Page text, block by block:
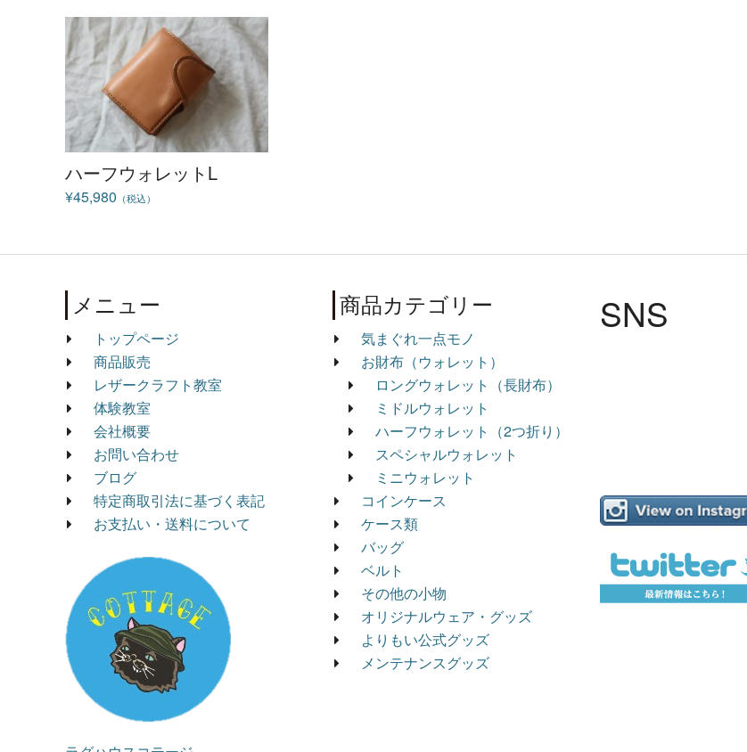
ハーフウォレットL
¥45,980 （税込）
メニュー
トップページ
商品販売
レザークラフト教室
体験教室
会社概要
お問い合わせ
ブログ
特定商取引法に基づく表記
お支払い・送料について
商品カテゴリー
気まぐれ一点モノ
お財布（ウォレット）
ロングウォレット（長財布）
ミドルウォレット
ハーフウォレット（2つ折り）
スペシャルウォレット
ミニウォレット
コインケース
ケース類
バッグ
ベルト
その他の小物
オリジナルウェア・グッズ
よりもい公式グッズ
メンテナンスグッズ
SNS